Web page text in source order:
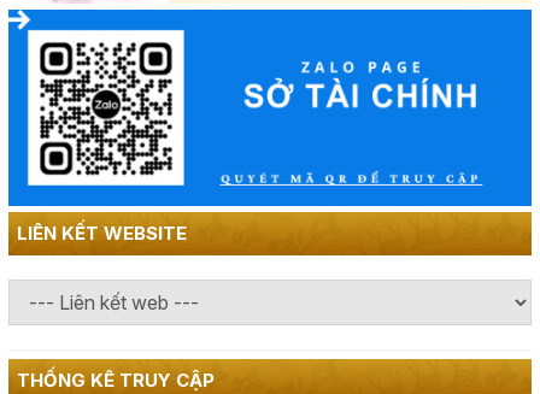
LIÊN KẾT WEBSITE
THỐNG KÊ TRUY CẬP